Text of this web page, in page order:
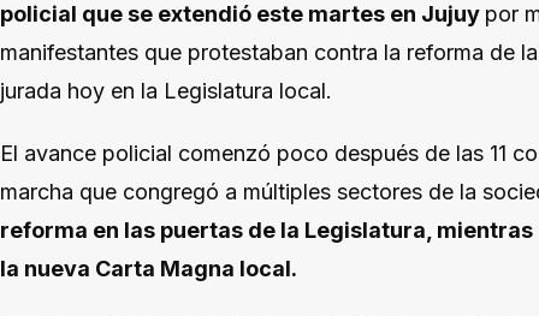
policial que se extendió este martes en Jujuy por
manifestantes que protestaban contra la reforma de
jurada hoy en la Legislatura local.
El avance policial comenzó poco después de las 11
marcha que congregó a múltiples sectores de la
reforma en las puertas de la Legislatura,
la nueva Carta Magna local.